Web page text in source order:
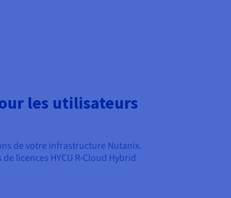
les utilisateurs
de votre infrastructure Nutanix.
licences HYCU R-Cloud Hybrid